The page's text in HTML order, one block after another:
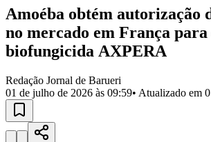
Selecione sua região Para notícias da sua região
AldeiaAldeia da SerraAldeia de Barueri
JubranBelvalBethavilleBoa
Califórnia
RegiãoCotia Cruz Preta Engenho Novo
MilitarItapeviJandiraJardim Audir Jardim
CalifórniaJardim dos AltosJardim dos
Esperança
JulioJardim Líbano
MutingaJardim Paraíso
Amoéba obtém autorização
no mercado em França para
biofungicida AXPERA
Redação Jornal de Barueri
01 de julho de 2026 às 09:59• Atualizado em